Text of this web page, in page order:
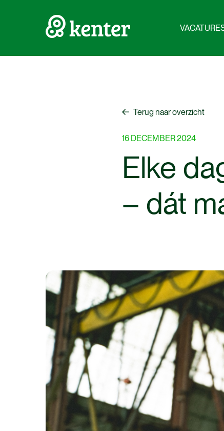
Terug naar overzicht
Terug naar overzicht
16 DECEMBER2024
Elke
– dát